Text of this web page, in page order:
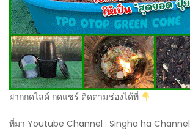
ฝากกดไลค์ กดแชร์ ติดตามช่องได้ที่
ที่มา Youtube Channel : Singha ha Channel